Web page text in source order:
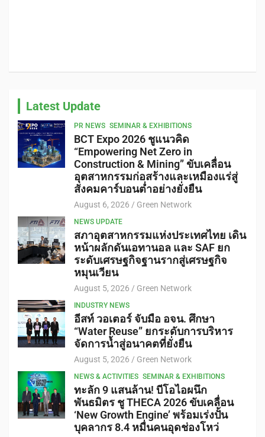
Latest Update
PR NEWS SEMINAR & EXHIBITIONS
BCT Expo 2026 ชูแนวคิด
“Empowering Net Zero in
Construction & Mining” ขับเคลื่อน
อุตสาหกรรมก่อสร้างและเหมืองแร่สู่
สังคมคาร์บอนต่ำอย่างยั่งยืน
August 6, 2026 Green Network
NEWS UPDATE
สภาอุตสาหกรรมแห่งประเทศไทย เดิน
หน้าผลักดันเอทานอล และ SAF ยก
ระดับเศรษฐกิจฐานรากสู่เศรษฐกิจ
หมุนเวียน
August 5, 2026 Green Network
INDUSTRY NEWS
อีสท์ วอเตอร์ จับมือ อจน. ศึกษา
“Water Reuse” ยกระดับการบริหาร
จัดการน้ำสู่อนาคตที่ยั่งยืน
August 5, 2026 Green Network
NEWS & ACTIVITIES SEMINAR & EXHIBITIONS
ทะลัก 9 แสนล้าน! บีโอไอผนึก
พันธมิตร ชู THECA 2026 ขับเคลื่อน
‘New Growth Engine’ พร้อมเร่งปั้น
บุคลากร 8.4 หมื่นคนอุดช่องโหว่